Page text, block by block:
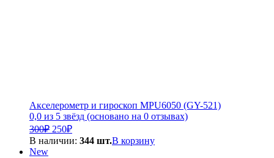
Акселерометр и гироскоп MPU6050 (GY-521)
0,0 из 5 звёзд (основано на 0 отзывах)
300₽ Первоначальная
цена
250₽Текущая
цена:
В наличии: 344 шт.В корзину
New